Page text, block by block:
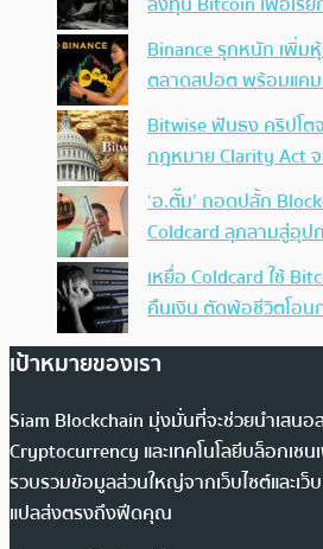
Binance รุกหนัก เพิ่ม
ตลาดสปอต พร้อมแค
Bitwise ฟันธง คริปโต
กฎหมาย Clarity Act จ
‘อ.ตั๊ม’ ถอดปลั้ก
Coldcard ลุกลามสู่อุ
เหยื่อ Coldcard ใช้
คืนเงิน ตัดพ้อชีวิตโอ
เป้าหมายของเรา
Siam Blockchain มุ่งมั่นที่จะช่วยนำเสนอ
Cryptocurrency และเทคโนโลยีบล็อกเชน
รวบรวมข้อมูลส่วนใหญ่จากเว็บไซต์และเว็
แปลส่งตรงถึงฟีดคุณ